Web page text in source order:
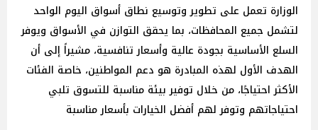
الوزارة تعمل على تطوير وتوسيع نطاق أسواق اليوم الواحد
لتشمل جميع المحافظات، بما يحقق التوازن في الأسواق ويوفر
السلع الأساسية بجودة عالية وأسعار تنافسية، مشيراً إلى أن
الهدف الأول لهذه المبادرة هو دعم المواطنين، خاصة الفئات
الأكثر احتياجًا، من خلال توفير بيئة مناسبة للتسوق تلبي
احتياجاتهم وتوفر لهم أفضل الخيارات بأسعار مناسبة